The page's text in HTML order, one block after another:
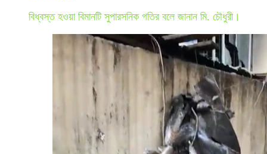
বিধ্বস্ত হওয়া বিমানটি সুপারসনিক গতির বলে জানান মি. চৌধুরী।